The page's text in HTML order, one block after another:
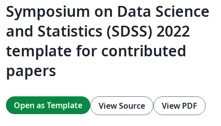
Symposium on Data Science
and Statistics (SDSS) 2022
template for contributed
papers
Open as Template View Source View PDF